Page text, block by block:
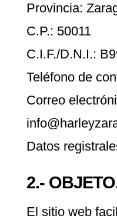
Provincia:
C.P.: 50011
C.I.F./D.N.I.:
Teléfono de
Correo
Datos
2.-
El sitio web